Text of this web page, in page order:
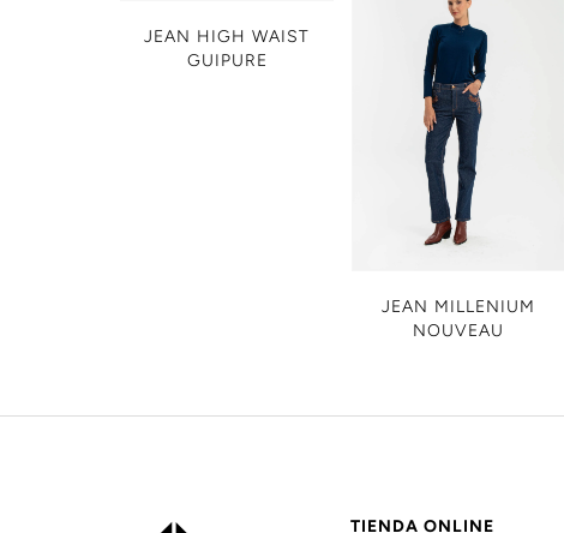
JEAN HIGH WAIST
GUIPURE
JEAN MILLENIUM
NOUVEAU
TIENDA ONLINE